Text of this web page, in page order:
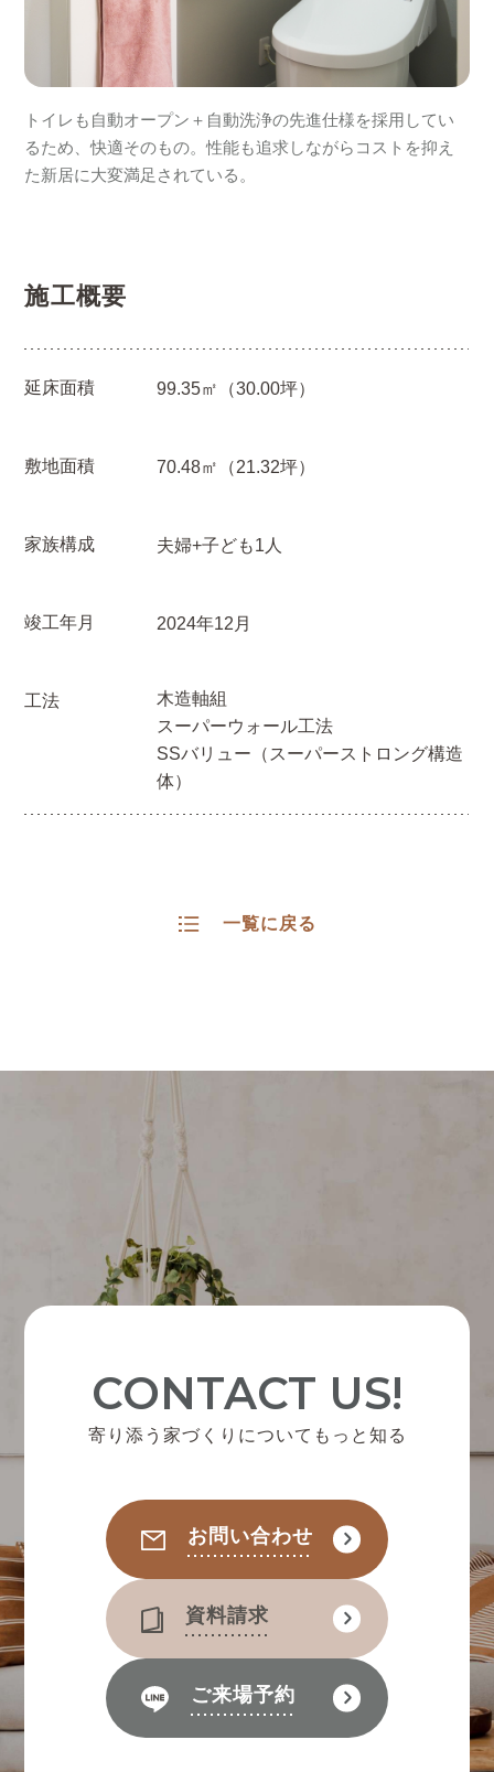
トイレも自動オープン＋自動洗浄の先進仕様を採用してい
るため、快適そのもの。性能も追求しながらコストを抑え
た新居に大変満足されている。
施工概要
延床面積 99.35㎡（30.00坪）
敷地面積 70.48㎡（21.32坪）
家族構成 夫婦+子ども1人
竣工年月 2024年12月
工法
木造軸組
スーパーウォール工法
SSバリュー（スーパーストロング構造
体）
一覧に戻る
CONTACT US!
寄り添う家づくりについてもっと知る
お問い合わせ
資料請求
ご来場予約